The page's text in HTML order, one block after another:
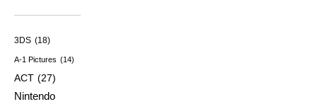
3DS (18)
A-1 Pictures (14)
ACT (27)
Nintendo